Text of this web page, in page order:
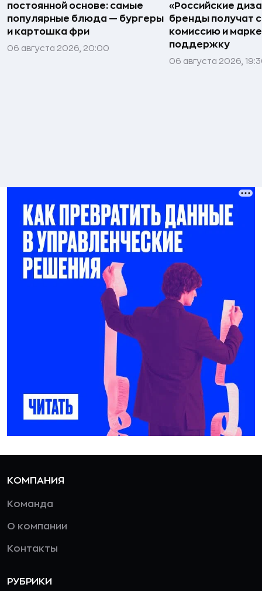
постоянной основе: самые
популярные блюда — бургеры
и картошка фри
06 августа 2026, 20:00
«Российские
бренды получат
комиссию и
поддержку
06 августа 2026,
КОМПАНИЯ
Команда
О компании
Контакты
РУБРИКИ